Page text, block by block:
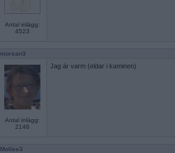
Antal inlägg:
4523
morsan3
Antal inlägg:
2146
Jag är varm (eldar i kaminen)
Mollee3